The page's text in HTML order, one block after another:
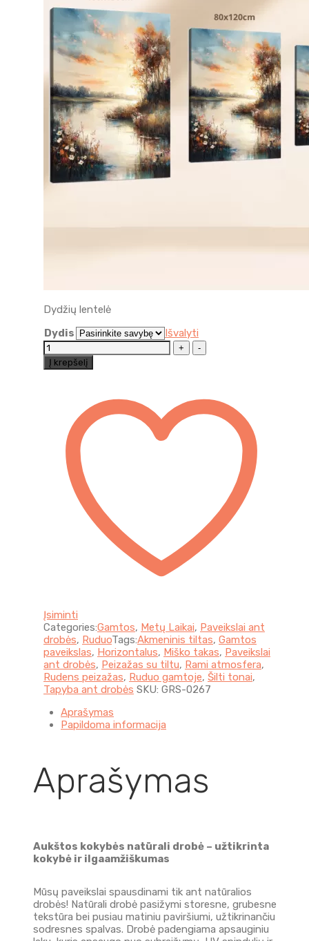
Dydžių lentelė
Dydis
Išvalyti
Akmeninis
tiltas
rudens
Į krepšelį
Įsiminti
Categories:Gamtos, Metų Laikai, Paveikslai ant
drobės, RuduoTags:Akmeninis tiltas, Gamtos
paveikslas, Horizontalus, Miško takas, Paveikslai
ant drobės, Peizažas su tiltu, Rami atmosfera,
Rudens peizažas, Ruduo gamtoje, Šilti tonai,
Tapyba ant drobės SKU: GRS-0267
Aprašymas
Papildoma informacija
Aprašymas
Aukštos kokybės natūrali drobė – užtikrinta
kokybė ir ilgaamžiškumas
Mūsų paveikslai spausdinami tik ant natūralios
drobės! Natūrali drobė pasižymi storesne, grubesne
tekstūra bei pusiau matiniu paviršiumi, užtikrinančiu
sodresnes spalvas. Drobė padengiama apsauginiu